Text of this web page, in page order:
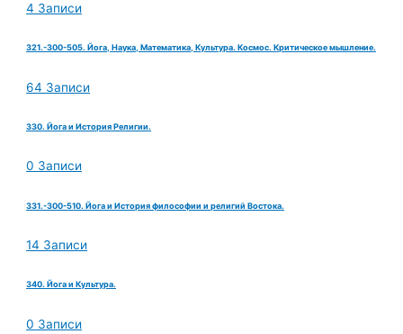
4 Записи
321.-300-505. Йога, Наука, Математика, Культура. Космос. Критическое мышление.
64 Записи
330. Йога и История Религии.
0 Записи
331.-300-510. Йога и История философии и религий Востока.
14 Записи
340. Йога и Культура.
0 Записи